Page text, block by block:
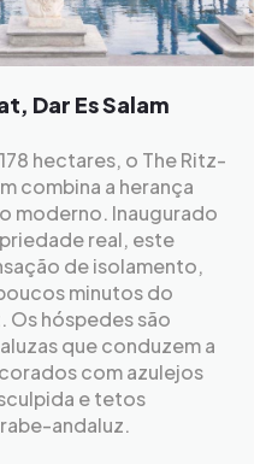
Dar Es Salam
hectares, o The Ritz-
combina a herança
moderno. Inaugurado
real, este
de isolamento,
minutos do
hóspedes são
que conduzem a
com azulejos
e tetos
andaluz.